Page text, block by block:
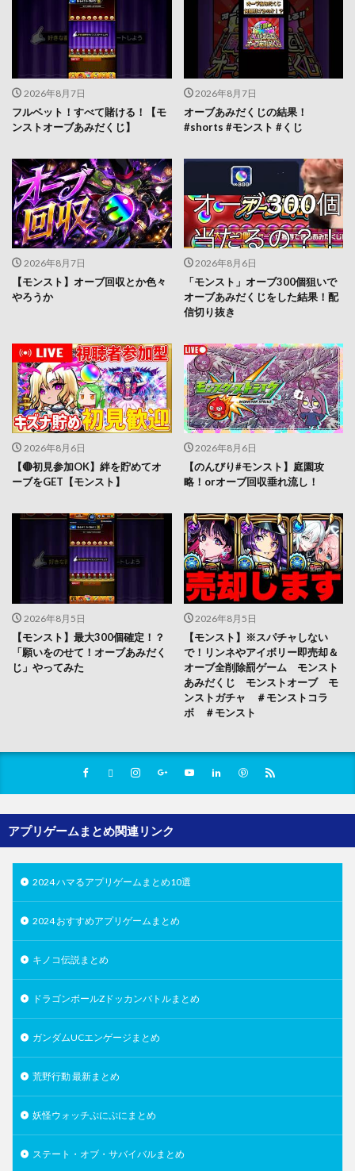
2026年8月7日
フルベット！すべて賭ける！【モ
ンストオーブあみだくじ】
2026年8月7日
オーブあみだくじの結果！
#shorts #モンスト #くじ
2026年8月7日
【モンスト】オーブ回収とか色々
やろうか
2026年8月6日
「モンスト」オーブ300個狙いで
オーブあみだくじをした結果！配
信切り抜き
2026年8月6日
【🔴初見参加OK】絆を貯めてオ
ーブをGET【モンスト】
2026年8月6日
【のんびり#モンスト】庭園攻
略！orオーブ回収垂れ流し！
2026年8月5日
【モンスト】最大300個確定！？
「願いをのせて！オーブあみだく
じ」やってみた
2026年8月5日
【モンスト】※スパチャしない
で！リンネやアイボリー即売却＆
オーブ全削除罰ゲーム モンスト
あみだくじ モンストオーブ モ
ンストガチャ ＃モンストコラ
ボ ＃モンスト
アプリゲームまとめ関連リンク
2024 ハマるアプリゲームまとめ10選
2024 おすすめアプリゲームまとめ
キノコ伝説まとめ
ドラゴンボールZドッカンバトルまとめ
ガンダムUCエンゲージまとめ
荒野行動 最新まとめ
妖怪ウォッチぷにぷにまとめ
ステート・オブ・サバイバルまとめ